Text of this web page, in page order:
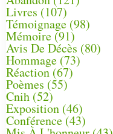
Livres (107)
Témoignage (98)
Mémoire (91)
Avis De Décès (80)
Hommage (73)
Réaction(67)
Poèmes (55)
Cnih (52)
Exposition (46)
Conférence(43)